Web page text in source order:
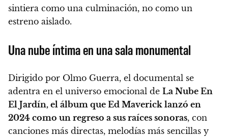
sintiera como una culminación, no como un
estreno aislado.
Una nube íntima en una sala monumental
Dirigido por Olmo Guerra, el documental se
adentra en el universo emocional de La Nube En
El Jardín, el álbum que Ed Maverick lanzó en
2024 como un regreso a sus raíces sonoras, con
canciones más directas, melodías más sencillas y